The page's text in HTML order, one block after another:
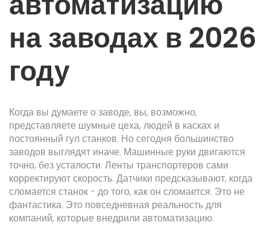
на заводах в 2026
году
Когда вы думаете о заводе, вы, возможно,
представляете шумные цеха, людей в касках и
постоянный гул станков. Но сегодня большинство
заводов выглядят иначе. Машинные руки двигаются
точно, без усталости. Ленты транспортеров сами
корректируют скорость. Датчики предсказывают, когда
сломается станок - до того, как он сломается. Это не
фантастика. Это повседневная реальность для
компаний, которые внедрили автоматизацию.